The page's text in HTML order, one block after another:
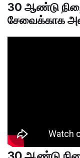
30 ஆண்டு
சேவைக்காக